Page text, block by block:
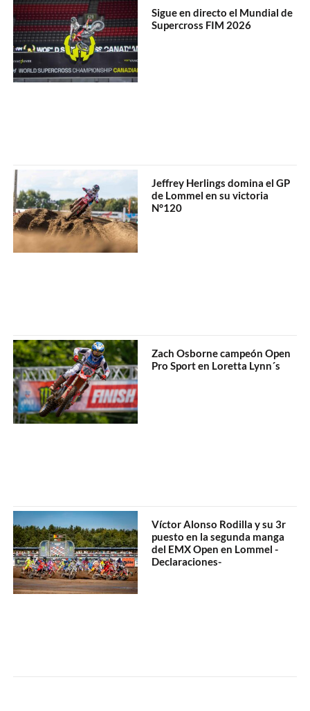
Sigue en directo el Mundial de
Supercross FIM 2026
Jeffrey Herlings domina el GP
de Lommel en su victoria
N°120
Zach Osborne campeón Open
Pro Sport en Loretta Lynn´s
Víctor Alonso Rodilla y su 3r
puesto en la segunda manga
del EMX Open en Lommel -
Declaraciones-